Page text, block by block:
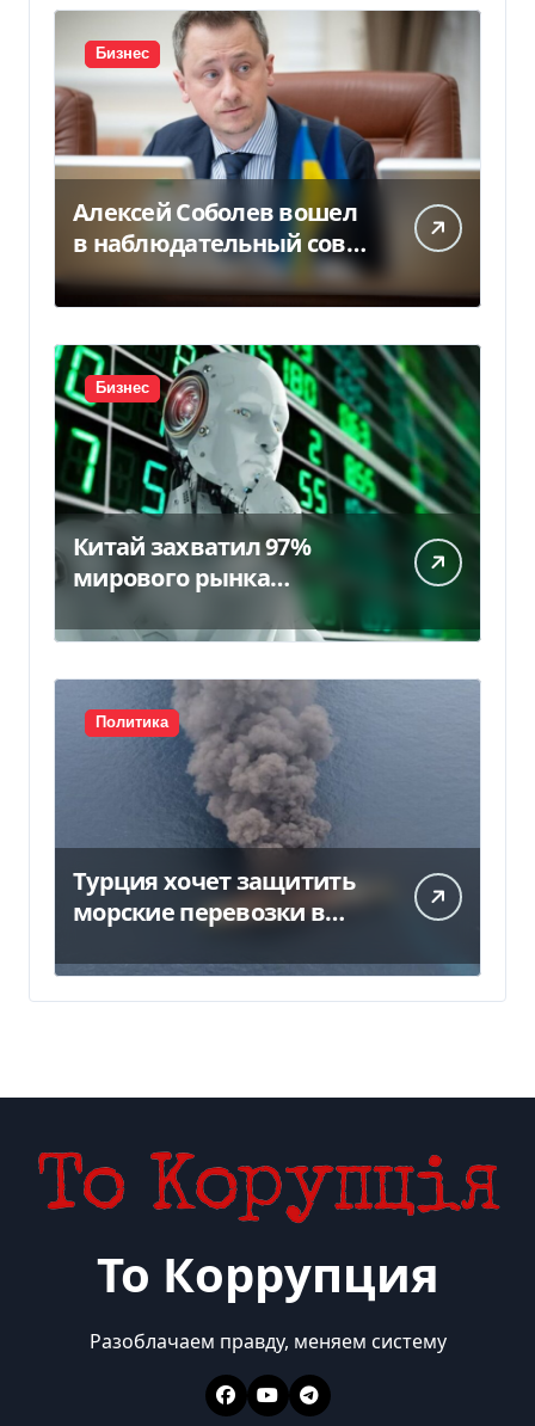
Бизнес
Алексей Соболев вошел
в наблюдательный совет
«Нафтогаза» — Delo.ua
Бизнес
Китай захватил 97%
мирового рынка
гуманоидных роботов
Политика
Турция хочет защитить
морские перевозки в
предложение отправили
в Россию
То Коррупция
Разоблачаем правду, меняем систему